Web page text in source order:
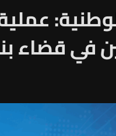
في قضاء